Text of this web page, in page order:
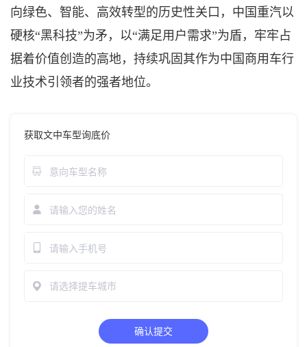
向绿色、智能、高效转型的历史性关口，中国重汽以
硬核“黑科技”为矛，以“满足用户需求”为盾，牢牢占
据着价值创造的高地，持续巩固其作为中国商用车行
业技术引领者的强者地位。
获取文中车型询底价
请选择提车城市
确认提交